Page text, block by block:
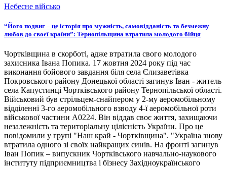
Небесне військо
“Його подвиг – це історія про мужність, самовідданість та безмежну
любов до своєї країни”: Тернопільщина втратила молодого бійця
Чортківщина в скорботі, адже втратила свого молодого
захисника Івана Попика. 17 жовтня 2024 року під час
виконання бойового завдання біля села Єлизаветівка
Покровського району Донецької області загинув Іван - житель
села Капустинці Чортківського району Тернопільської області.
Військовий був стрільцем-снайпером у 2-му аеромобільному
відділенні 3-го аеромобільного взводу 4-ї аеромобільної роти
військової частини А0224. Він віддав своє життя, захищаючи
незалежність та територіальну цілісність України. Про це
повідомили у групі "Наш край - Чортківщина". "Україна знову
втратила одного зі своїх найкращих синів. На фронті загинув
Іван Попик – випускник Чортківського навчально-наукового
інституту підприємництва і бізнесу Західноукраїнського